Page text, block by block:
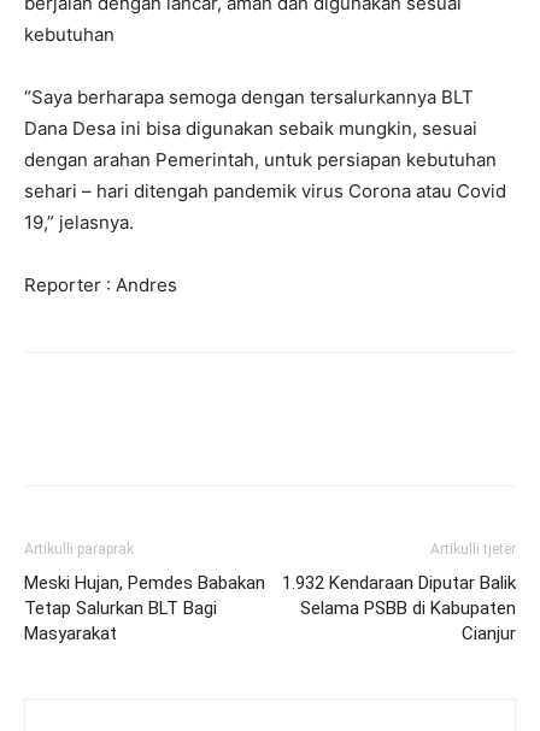
kebutuhan
“Saya berharapa semoga dengan tersalurkannya BLT
Dana Desa ini bisa digunakan sebaik mungkin, sesuai
dengan arahan Pemerintah, untuk persiapan kebutuhan
sehari – hari ditengah pandemik virus Corona atau Covid
19,” jelasnya.
Reporter : Andres
Artikulli paraprak
Meski Hujan, Pemdes Babakan
Tetap Salurkan BLT Bagi
Masyarakat
Artikulli tjetër
1.932 Kendaraan Diputar Balik
Selama PSBB di Kabupaten
Cianjur